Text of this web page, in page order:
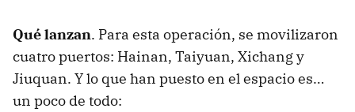
Qué lanzan. Para esta operación, se movilizaron
cuatro puertos: Hainan, Taiyuan, Xichang y
Jiuquan. Y lo que han puesto en el espacio es…
un poco de todo: